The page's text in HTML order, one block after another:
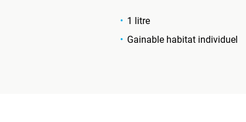
1 litre
Gainable habitat individuel